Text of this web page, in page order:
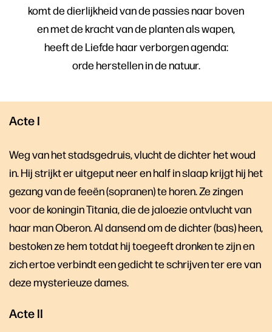
komt de dierlijkheid van de passies naar boven
en met de kracht van de planten als wapen,
heeft de Liefde haar verborgen agenda:
orde herstellen in de natuur.
Acte I
Weg van het stadsgedruis, vlucht de dichter het woud
in. Hij strijkt er uitgeput neer en half in slaap krijgt hij het
gezang van de feeën (sopranen) te horen. Ze zingen
voor de koningin Titania, die de jaloezie ontvlucht van
haar man Oberon. Al dansend om de dichter (bas) heen,
bestoken ze hem totdat hij toegeeft dronken te zijn en
zich ertoe verbindt een gedicht te schrijven ter ere van
deze mysterieuze dames.
Acte II